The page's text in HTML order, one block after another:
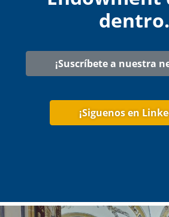
dentro.
¡Suscríbete a nuestra
¡Siguenos en